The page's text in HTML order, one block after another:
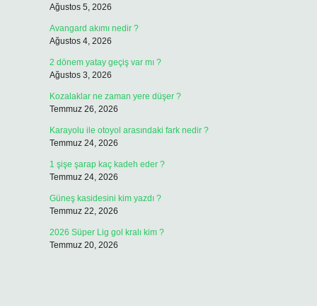
Ağustos 5, 2026
Avangard akımı nedir ?
Ağustos 4, 2026
2 dönem yatay geçiş var mı ?
Ağustos 3, 2026
Kozalaklar ne zaman yere düşer ?
Temmuz 26, 2026
Karayolu ile otoyol arasındaki fark nedir ?
Temmuz 24, 2026
1 şişe şarap kaç kadeh eder ?
Temmuz 24, 2026
Güneş kasidesini kim yazdı ?
Temmuz 22, 2026
2026 Süper Lig gol kralı kim ?
Temmuz 20, 2026